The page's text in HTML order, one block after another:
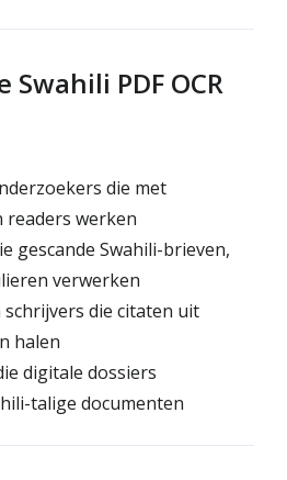
Swahili PDF OCR
die met
readers werken
gescande Swahili-brieven,
verwerken
schrijvers die citaten uit
halen
digitale dossiers
talige documenten